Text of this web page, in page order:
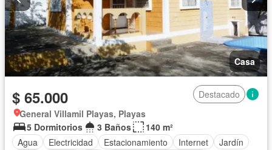
Casa
$ 65.000
Destacado
General Villamil Playas, Playas
5 Dormitorios
3 Baños
140 m²
Agua
Electricidad Estacionamiento Internet
Jardín